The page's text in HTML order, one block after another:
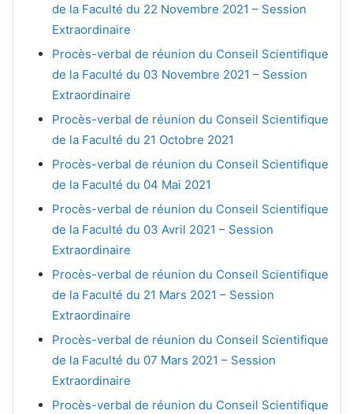
de la Faculté du 22 Novembre 2021 – Session
Extraordinaire
Procès-verbal de réunion du Conseil Scientifique
de la Faculté du 03 Novembre 2021 – Session
Extraordinaire
Procès-verbal de réunion du Conseil Scientifique
de la Faculté du 21 Octobre 2021
Procès-verbal de réunion du Conseil Scientifique
de la Faculté du 04 Mai 2021
Procès-verbal de réunion du Conseil Scientifique
de la Faculté du 03 Avril 2021 – Session
Extraordinaire
Procès-verbal de réunion du Conseil Scientifique
de la Faculté du 21 Mars 2021 – Session
Extraordinaire
Procès-verbal de réunion du Conseil Scientifique
de la Faculté du 07 Mars 2021 – Session
Extraordinaire
Procès-verbal de réunion du Conseil Scientifique